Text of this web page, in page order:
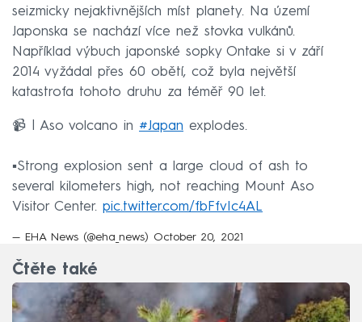
seizmicky nejaktivnějších míst planety. Na území
Japonska se nachází více než stovka vulkánů.
Například výbuch japonské sopky Ontake si v září
2014 vyžádal přes 60 obětí, což byla největší
katastrofa tohoto druhu za téměř 90 let.
📹 | Aso volcano in #Japan explodes.
▪️Strong explosion sent a large cloud of ash to
several kilometers high, not reaching Mount Aso
Visitor Center. pic.twitter.com/fbFfvIc4AL
— EHA News (@eha_news) October 20, 2021
Čtěte také